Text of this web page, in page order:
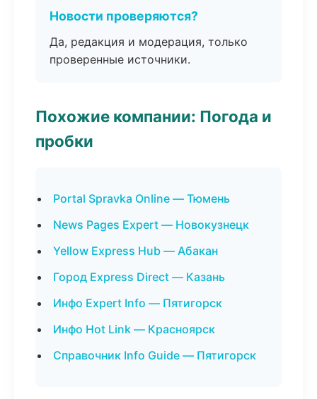
Новости проверяются?
Да, редакция и модерация, только
проверенные источники.
Похожие компании: Погода и
пробки
Portal Spravka Online — Тюмень
News Pages Expert — Новокузнецк
Yellow Express Hub — Абакан
Город Express Direct — Казань
Инфо Expert Info — Пятигорск
Инфо Hot Link — Красноярск
Справочник Info Guide — Пятигорск